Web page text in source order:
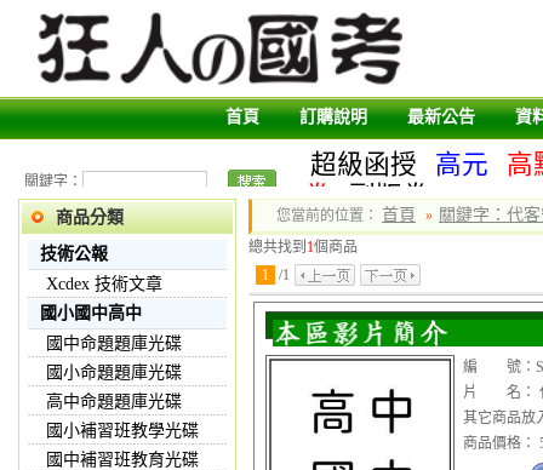
首頁 訂購說明 最新公告 資
關鍵字：
超級函授 高元
高
卷
副版卷
商品分類
技術公報
Xcdex 技術文章
國小國中高中
國中命題題庫光碟
國小命題題庫光碟
高中命題題庫光碟
國小補習班教學光碟
國中補習班教育光碟
您當前的位置： 首頁 » 關鍵字：代
總共找到 1個商品
1 /1
編 號：
片 名： 代
其它商品放
商品價格：